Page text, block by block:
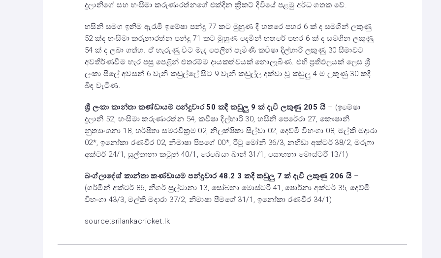
දුලානිගේ සහ හංසිමා කරුණාරත්නගේ එක්දින ක්‍රිකට් දිවියේ පළමු අර්ධ ශතක වේ.
හසිනි සමග ඉනිම ඇරැමි ඉමේෂා පන්දු 77 කට මුහුණ දී හතරෙ පහර 6 ක් ද සමගින් ලකුණු
52 ක්ද හංසිමා කරුනාරත්න පන්දු 71 කට මුහුණ දෙමින් හතරේ පහර 6 ක් ද සමගින ලකුණු
54 ක් ද ලබා ගත්හ. ඒ හැරුණු විට මැද පෙලින් පැමිණි කවීෂා දිල්හාරි ලකුණු 30 සීමාවට
අවතීර්ණවීම හැර පසු පෙළින් එතරම්ම දායකත්වයක් නොලැබිණ. එහි ප්‍රතිඵලයක් ලෙස ශ්‍රී
ලංකා පිලේ අවසන් 6 වැනි කඩුල්ලේ සිට 9 වැනි කඩුල්ල දක්වා වූ කඩුලු 4 ම ලකුණු 30 කදී
බිඳ වැටිණ.
ශ්‍රී ලංකා කාන්තා කණ්ඩායම පන්දුවාර 50 කදී කඩුලු 9 ක් දැවී ලකුණු 205 යි – (ඉමේෂා
දුලානි 52, හංසිමා කරුණාරත්න 54, කවීෂා දිල්හාරි 30, හසිනි පෙරේරා 27, කෞෂානි
නුත්‍යාංගනා 18, හර්ෂිතා සමරවික්‍රම 02, නිලක්ෂිකා සිල්වා 02, දෙව්මි විහංගා 08, මල්කි මදාරා
02*, ඉනෝකා රණවීර 02, නිමාෂා පීපගේ 00*, රිටූ මෝනි 36/3, නහිඩා අක්ටර් 38/2, මරුෆා
අක්ටර් 24/1, සුල්තානා කටුන් 40/1, රෙබෙයා ඛාන් 31/1, සොභනා මොස්ටරි 13/1)
බංග්ලාදේශ් කාන්තා කණ්ඩායම පන්දුවාර 48.2 3 කදී කඩුලු 7 ක් දැවී ලකුණු 206 යි –
(ශර්මින් අක්ටර් 86, නිගර් සුල්ටානා 13, සෝබනා මොස්ටරි 41, ෂොර්නා අක්ටර් 35, දෙව්මි
විහංගා 43/3, මල්කි මදාරා 37/2, නිමාෂා පීමගේ 31/1, ඉනෝකා රණවීර 34/1)
source:srilankacricket.lk